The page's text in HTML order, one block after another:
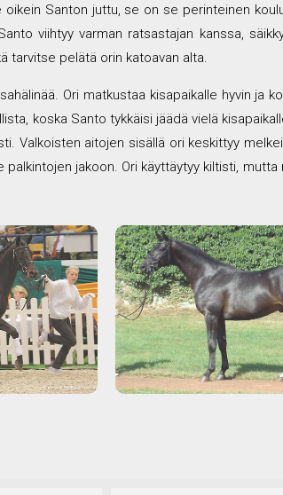
Santon juttu, se on se perinteinen
viihtyy varman ratsastajan kanssa,
tarvitse pelätä orin katoavan alta.
Ori matkustaa kisapaikalle hyvin ja
koska Santo tykkäisi jäädä vielä
Valkoisten aitojen sisällä ori keskittyy
jakoon. Ori käyttäytyy kiltisti,